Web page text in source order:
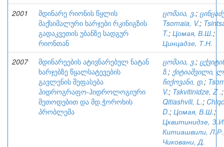
2001
მდინარე რიონის წყლის
მაქსიმალური ხარჯები რკინიგზის
გადაკვეთის უბანზე სადგურ
რიონთან
ცომაია, ვ.;
Tsomaia, V.;
T.; Цомая, В.Ш.;
Цинцадзе, Т.Н.
2007
მდინარეების ატივნარებულ ნატან
ხარჯებზე წყალსატევების
გავლენის შეფასება
ჰიდროგრაფო-ჰიდროლოგიური
მეთოდებით და მდ.ჭოროხის
პრობლემა
ცომაია, ვ.;
ზ.; ქიტიაშვილი,
ჩიქოვანი, დ.;
V.; Tskvitinidze, Z .;
Qitiashvili, L.;
D.; Цомая, В.Ш.;
Цквитинидзе,
Китиашвили, Л.Р.
Чиковани, Д.